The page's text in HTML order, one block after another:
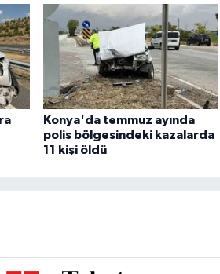
Konya'da temmuz ayında
polis bölgesindeki kazalarda
11 kişi öldü